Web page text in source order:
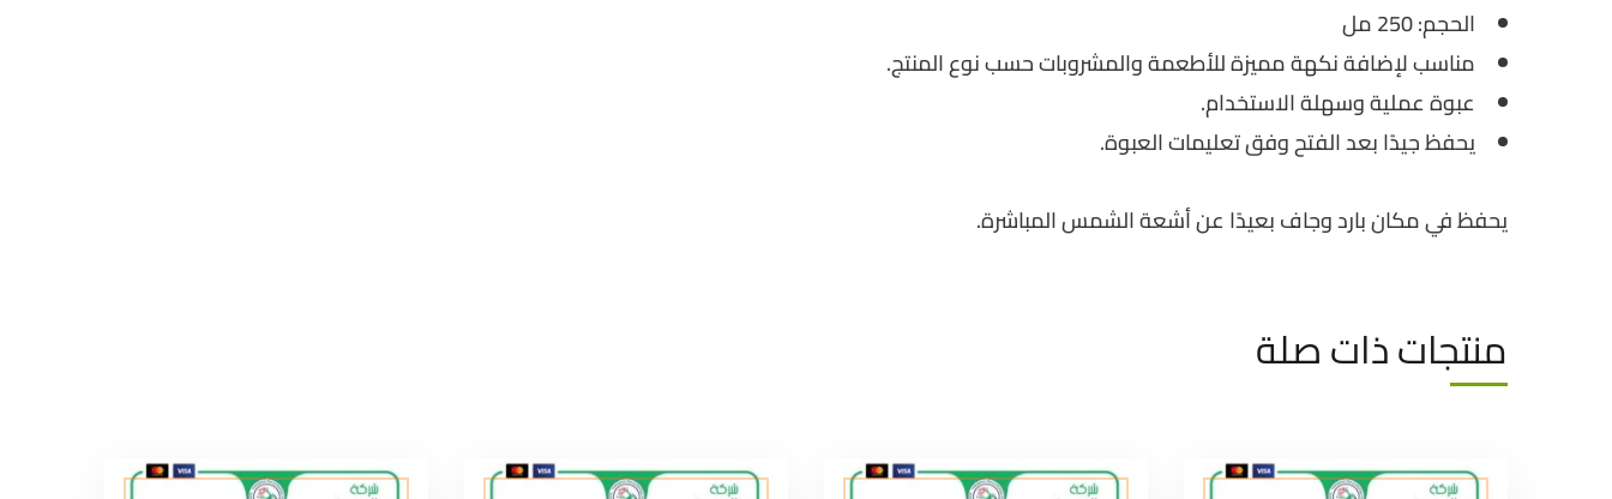
الحجم: 250 مل
مناسب لإضافة نكهة مميزة للأطعمة والمشروبات حسب نوع المنتج.
عبوة عملية وسهلة الاستخدام.
يحفظ جيدًا بعد الفتح وفق تعليمات العبوة.
يحفظ في مكان بارد وجاف بعيدًا عن أشعة الشمس المباشرة.
منتجات ذات صلة